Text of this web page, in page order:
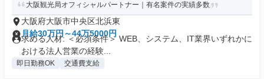
大阪観光局オフィシャルパートナー｜有名案件の実績多数
大阪府大阪市中央区北浜東
月給30万円～44万5000円
求める人材: ＜必須条件＞ WEB、システム、IT業界いずれかに
おける法人営業の経験...
即日勤務OK 交通費支給